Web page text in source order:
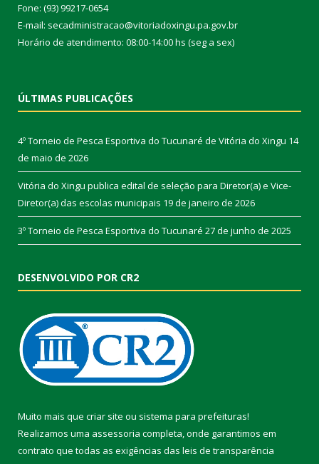
Fone: (93) 99217-0654
E-mail: secadministracao@vitoriadoxingu.pa.gov.br
Horário de atendimento: 08:00-14:00 hs (seg a sex)
ÚLTIMAS PUBLICAÇÕES
4º Torneio de Pesca Esportiva do Tucunaré de Vitória do Xingu 14
de maio de 2026
Vitória do Xingu publica edital de seleção para Diretor(a) e Vice-
Diretor(a) das escolas municipais 19 de janeiro de 2026
3º Torneio de Pesca Esportiva do Tucunaré 27 de junho de 2025
DESENVOLVIDO POR CR2
Muito mais que criar site ou sistema para prefeituras!
Realizamos uma assessoria completa, onde garantimos em
contrato que todas as exigências das leis de transparência